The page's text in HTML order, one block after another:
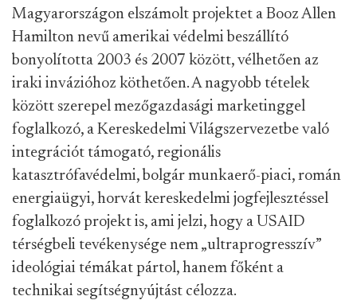
Magyarországon elszámolt projektet a Booz Allen
Hamilton nevű amerikai védelmi beszállító
bonyolította 2003 és 2007 között, vélhetően az
iraki invázióhoz köthetően. A nagyobb tételek
között szerepel mezőgazdasági marketinggel
foglalkozó, a Kereskedelmi Világszervezetbe való
integrációt támogató, regionális
katasztrófavédelmi, bolgár munkaerő-piaci, román
energiaügyi, horvát kereskedelmi jogfejlesztéssel
foglalkozó projekt is, ami jelzi, hogy a USAID
térségbeli tevékenysége nem „ultraprogresszív”
ideológiai témákat pártol, hanem főként a
technikai segítségnyújtást célozza.